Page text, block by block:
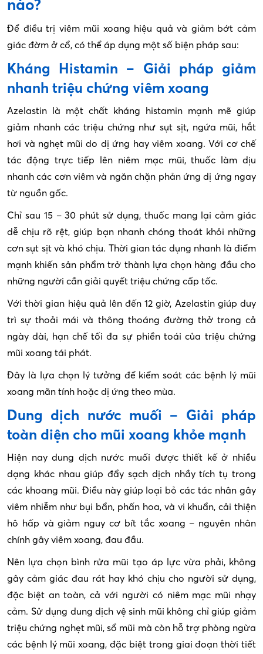
nào?
Để điều trị viêm mũi xoang hiệu quả và giảm bớt cảm
giác đờm ở cổ, có thể áp dụng một số biện pháp sau:
Kháng Histamin – Giải pháp giảm
nhanh triệu chứng viêm xoang
Azelastin là một chất kháng histamin mạnh mẽ giúp
giảm nhanh các triệu chứng như sụt sịt, ngứa mũi, hắt
hơi và nghẹt mũi do dị ứng hay viêm xoang. Với cơ chế
tác động trực tiếp lên niêm mạc mũi, thuốc làm dịu
nhanh các cơn viêm và ngăn chặn phản ứng dị ứng ngay
từ nguồn gốc.
Chỉ sau 15 – 30 phút sử dụng, thuốc mang lại cảm giác
dễ chịu rõ rệt, giúp bạn nhanh chóng thoát khỏi những
cơn sụt sịt và khó chịu. Thời gian tác dụng nhanh là điểm
mạnh khiến sản phẩm trở thành lựa chọn hàng đầu cho
những người cần giải quyết triệu chứng cấp tốc.
Với thời gian hiệu quả lên đến 12 giờ, Azelastin giúp duy
trì sự thoải mái và thông thoáng đường thở trong cả
ngày dài, hạn chế tối đa sự phiền toái của triệu chứng
mũi xoang tái phát.
Đây là lựa chọn lý tưởng để kiểm soát các bệnh lý mũi
xoang mãn tính hoặc dị ứng theo mùa.
Dung dịch nước muối – Giải pháp
toàn diện cho mũi xoang khỏe mạnh
Hiện nay dung dịch nước muối được thiết kế ở nhiều
dạng khác nhau giúp đẩy sạch dịch nhầy tích tụ trong
các khoang mũi. Điều này giúp loại bỏ các tác nhân gây
viêm nhiễm như bụi bẩn, phấn hoa, và vi khuẩn, cải thiện
hô hấp và giảm nguy cơ bít tắc xoang – nguyên nhân
chính gây viêm xoang, đau đầu.
Nên lựa chọn bình rửa mũi tạo áp lực vừa phải, không
gây cảm giác đau rát hay khó chịu cho người sử dụng,
đặc biệt an toàn, cả với người có niêm mạc mũi nhạy
cảm. Sử dụng dung dịch vệ sinh mũi không chỉ giúp giảm
triệu chứng nghẹt mũi, sổ mũi mà còn hỗ trợ phòng ngừa
các bệnh lý mũi xoang, đặc biệt trong giai đoạn thời tiết